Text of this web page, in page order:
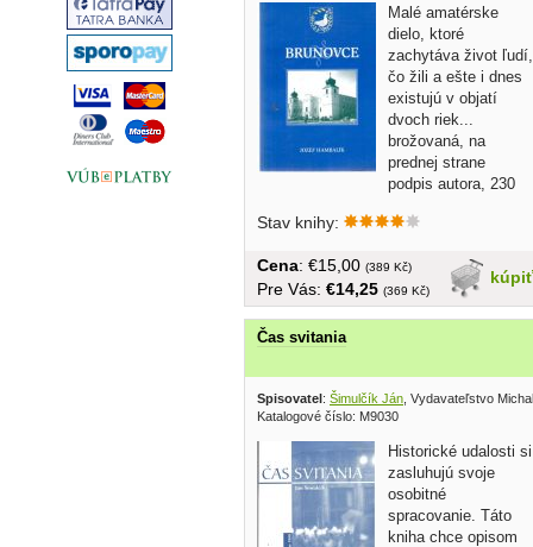
Malé amatérske
dielo, ktoré
zachytáva život ľudí,
čo žili a ešte i dnes
existujú v objatí
dvoch riek...
brožovaná, na
prednej strane
podpis autora, 230
Stav knihy:
kúpiť
Cena: €15,00 (389 Kč)
Pre Vás: €14,25 (369 Kč)
Čas svitania
Spisovatel: Šimulčík Ján , Vydavateľstvo
Katalogové číslo: M9030
Historické udalosti si
zasluhujú svoje
osobitné
spracovanie. Táto
kniha chce opisom